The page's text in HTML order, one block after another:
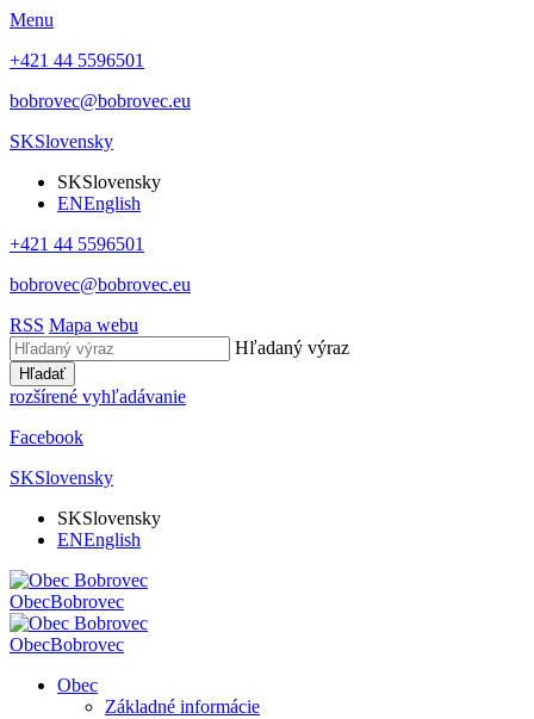
Menu
+421 44 5596501
bobrovec@bobrovec.eu
SKSlovensky
SKSlovensky
ENEnglish
+421 44 5596501
bobrovec@bobrovec.eu
RSS Mapa webu
Hľadaný výraz
Hľadať
rozšírené vyhľadávanie
Facebook
SKSlovensky
SKSlovensky
ENEnglish
ObecBobrovec
ObecBobrovec
Obec
Základné informácie